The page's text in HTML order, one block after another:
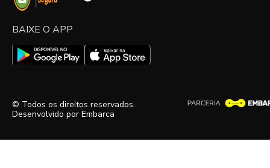
BAIXE O APP
© Todos os direitos reservados.
Desenvolvido por Embarca